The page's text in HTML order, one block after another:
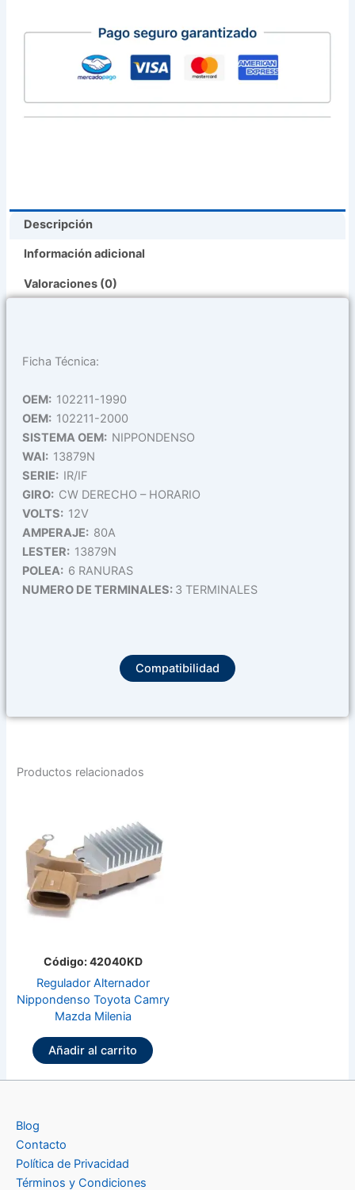
Amps
1990
Descripción
Información adicional
Valoraciones (0)
Ficha Técnica:
OEM: 102211-1990
OEM: 102211-2000
SISTEMA OEM: NIPPONDENSO
WAI: 13879N
SERIE: IR/IF
GIRO: CW DERECHO – HORARIO
VOLTS: 12V
AMPERAJE: 80A
LESTER: 13879N
POLEA: 6 RANURAS
NUMERO DE TERMINALES: 3 TERMINALES
Compatibilidad
Productos relacionados
Código: 42040KD
Regulador Alternador
Nippondenso Toyota Camry
Mazda Milenia
Añadir al carrito
Blog
Contacto
Política de Privacidad
Términos y Condiciones